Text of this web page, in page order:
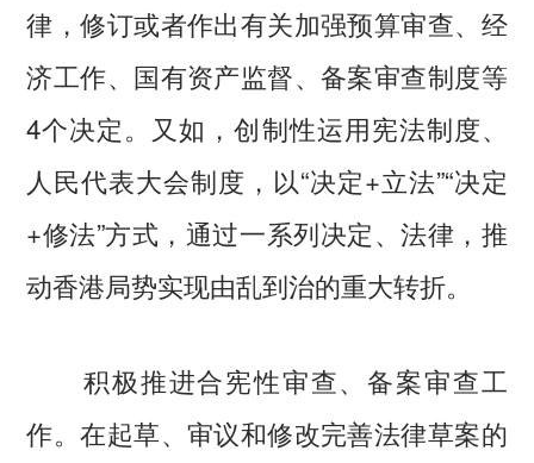
律，修订或者作出有关加强预算审查、经
济工作、国有资产监督、备案审查制度等
4个决定。又如，创制性运用宪法制度、
人民代表大会制度，以“决定+立法”“决定
+修法”方式，通过一系列决定、法律，推
动香港局势实现由乱到治的重大转折。
积极推进合宪性审查、备案审查工
作。在起草、审议和修改完善法律草案的